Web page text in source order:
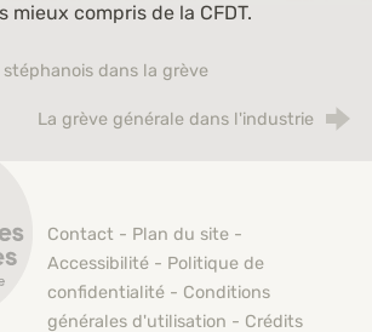
mieux compris de la CFDT.
dans la grève
La grève générale dans l'industrie
Contact - Plan du site -
Accessibilité - Politique de
confidentialité - Conditions
générales d'utilisation - Crédits